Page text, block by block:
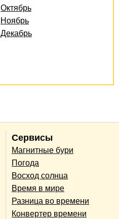
Октябрь
Ноябрь
Декабрь
Сервисы
Магнитные бури
Погода
Восход солнца
Время в мире
Разница во времени
Конвертер времени